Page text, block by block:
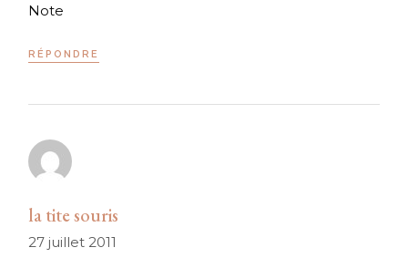
Note
RÉPONDRE
la tite souris
27 juillet 2011